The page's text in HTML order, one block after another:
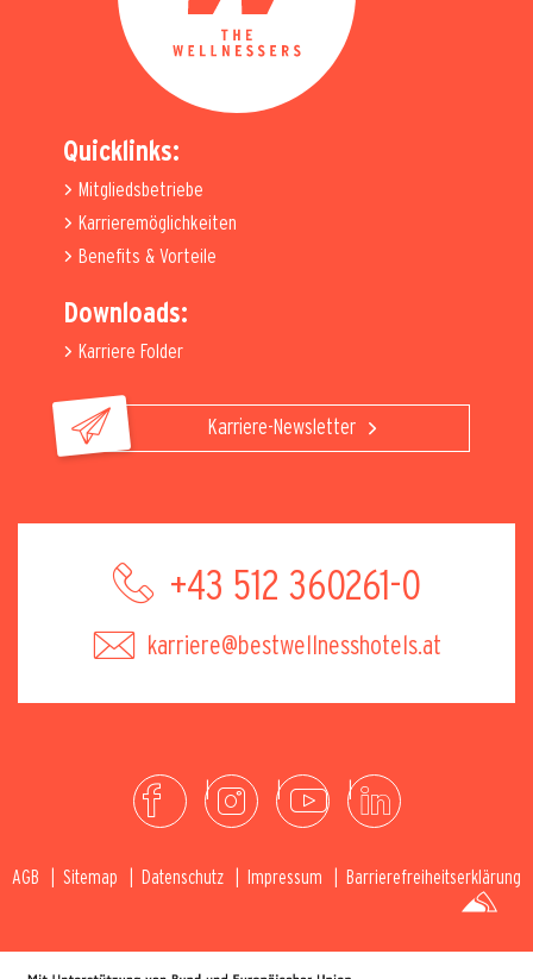
Quicklinks:
Mitgliedsbetriebe
Karrieremöglichkeiten
Benefits & Vorteile
Downloads:
Karriere Folder
Karriere-Newsletter
+43 512 360261-0
karriere@bestwellnesshotels.at
AGB Sitemap Datenschutz Impressum Barrierefreiheitserklärung